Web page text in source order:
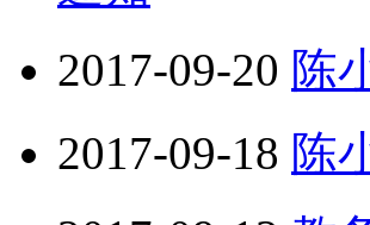
2017-09-20 陈
2017-09-18 陈